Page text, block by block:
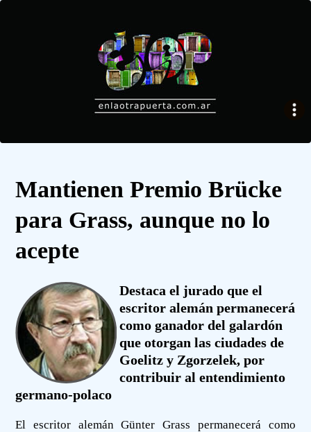
Mantienen Premio Brücke
para Grass, aunque no lo
acepte
Destaca el jurado que el
escritor alemán permanecerá
como ganador del galardón
que otorgan las ciudades de
Goelitz y Zgorzelek, por
contribuir al entendimiento
germano-polaco
El escritor alemán Günter Grass permanecerá como